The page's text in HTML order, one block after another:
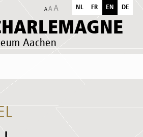
Aachen
NL FR EN DE